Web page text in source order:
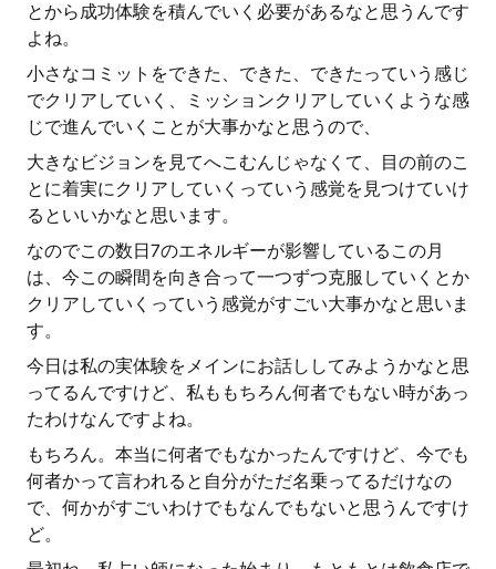
とから成功体験を積んでいく必要があるなと思うんです
よね。
小さなコミットをできた、できた、できたっていう感じ
でクリアしていく、ミッションクリアしていくような感
じで進んでいくことが大事かなと思うので、
大きなビジョンを見てへこむんじゃなくて、目の前のこ
とに着実にクリアしていくっていう感覚を見つけていけ
るといいかなと思います。
なのでこの数日7のエネルギーが影響しているこの月
は、今この瞬間を向き合って一つずつ克服していくとか
クリアしていくっていう感覚がすごい大事かなと思いま
す。
今日は私の実体験をメインにお話ししてみようかなと思
ってるんですけど、私ももちろん何者でもない時があっ
たわけなんですよね。
もちろん。本当に何者でもなかったんですけど、今でも
何者かって言われると自分がただ名乗ってるだけなの
で、何かがすごいわけでもなんでもないと思うんですけ
ど。